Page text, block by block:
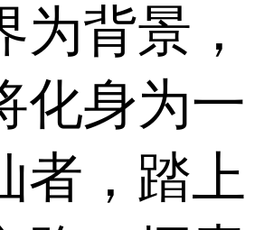
为背景，
化身为一
者，踏上